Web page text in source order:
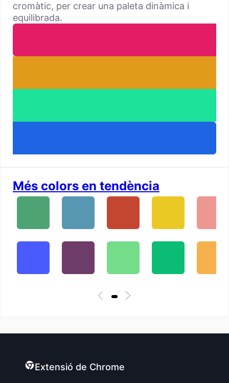
cromàtic, per crear una paleta dinàmica i
equilibrada.
Més colors en tendència
Extensió de Chrome